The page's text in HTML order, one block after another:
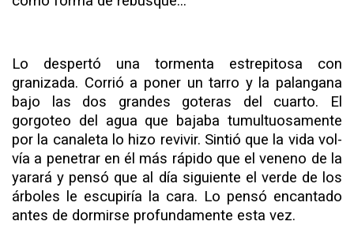
Lo despertó una tormenta estrepitosa con
granizada. Co­rrió a poner un tarro y la palangana
bajo las dos grandes goteras del cuarto. El
gorgoteo del agua que bajaba tumultuo­samente
por la canaleta lo hizo revivir. Sintió que la vida vol­
vía a penetrar en él más rápido que el veneno de la
yarará y pensó que al día siguiente el verde de los
árboles le escupiría la cara. Lo pensó encantado
antes de dormirse profundamente esta vez.